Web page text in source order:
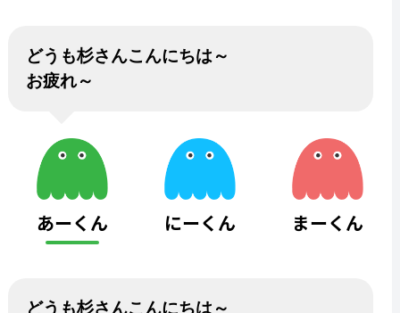
どうも杉さんこんにちは～
お疲れ～
あーくん にーくん まーくん
どうも杉さんこんにちは～